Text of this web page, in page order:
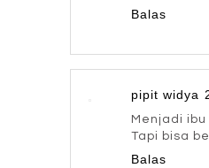
Balas
pipit widya
Menjadi
Tapi bisa
Balas